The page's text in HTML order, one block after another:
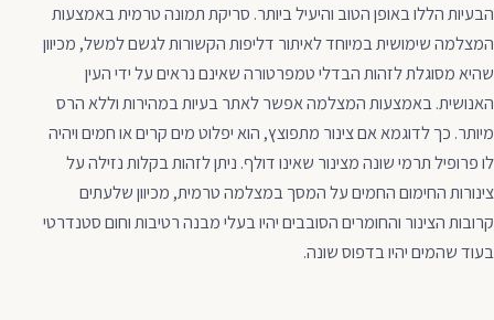
הבעיות הללו באופן הטוב והיעיל ביותר. סריקת תמונה טרמית באמצעות
המצלמה שימושית במיוחד לאיתור דליפות הקשורות לגשם למשל, מכיוון
שהיא מסוגלת לזהות הבדלי טמפרטורה שאינם נראים על ידי העין
האנושית. באמצעות המצלמה אפשר לאתר בעיות במהירות וללא הרס
מיותר. כך לדוגמא אם צינור מתפוצץ, הוא יפלוט מים קרים או חמים ויהיה
לו פרופיל תרמי שונה מצינור שאינו דולף. ניתן לזהות בקלות נזילה על
צינורות החימום החמים על המסך במצלמה טרמית, מכיוון שלעתים
קרובות הצינור והחומרים הסובבים יהיו בעלי מבנה רטיבות וחום סטנדרטי
בעוד שהמים יהיו בדפוס שונה.